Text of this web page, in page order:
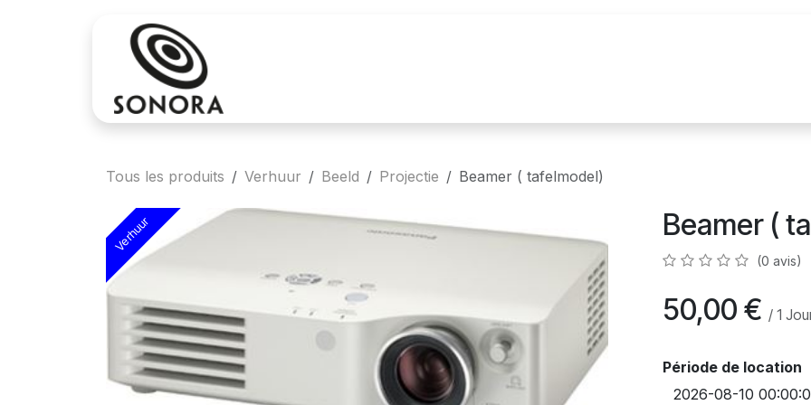
Tous les produits Verhuur Beeld Projectie Beamer ( tafelmodel)
Verhuur Beamer (
(0 avis)
50,00 € / 1
Période de location